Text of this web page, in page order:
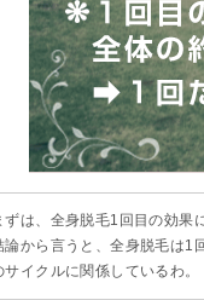
ずは、全身脱毛1回目の効果
論から言うと、全身脱毛は1
サイクルに関係しているわ。